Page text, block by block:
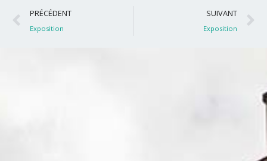
Précédent
PRÉCÉDENT
Exposition
SUIVANT
Exposition